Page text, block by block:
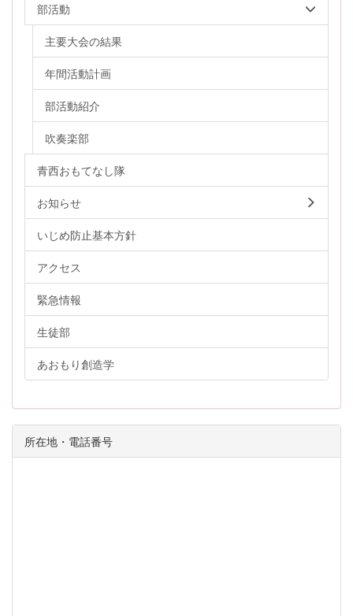
部活動
主要大会の結果
年間活動計画
部活動紹介
吹奏楽部
青西おもてなし隊
お知らせ
いじめ防止基本方針
アクセス
緊急情報
生徒部
あおもり創造学
所在地・電話番号